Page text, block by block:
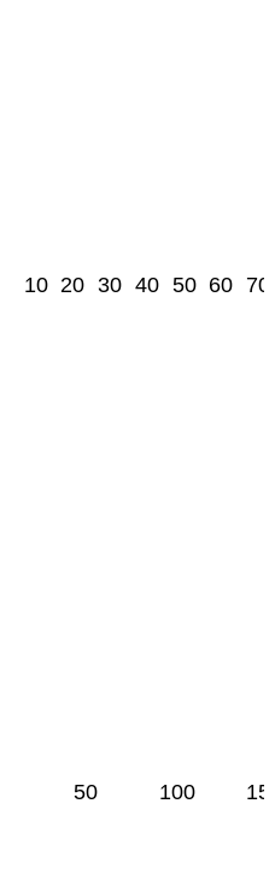
10 20 30 40 50 60 70
50 100